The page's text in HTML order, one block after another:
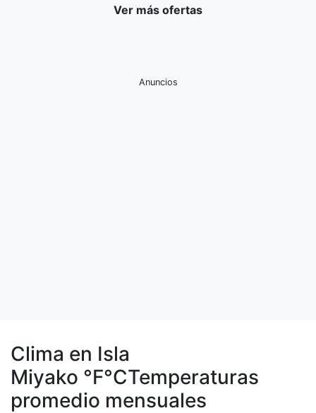
Ver más ofertas
Anuncios
Clima en Isla
Miyako °F°CTemperaturas
promedio mensuales